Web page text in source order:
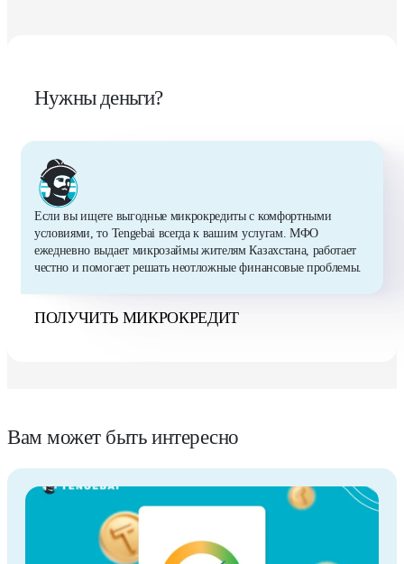
Нужны деньги?
Если вы ищете выгодные микрокредиты с комфортными
условиями, то Tengebai всегда к вашим услугам. МФО
ежедневно выдает микрозаймы жителям Казахстана, работает
честно и помогает решать неотложные финансовые проблемы.
ПОЛУЧИТЬ МИКРОКРЕДИТ
Вам может быть интересно